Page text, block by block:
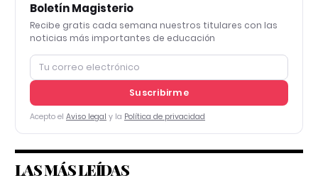
Boletín Magisterio
Recibe gratis cada semana nuestros titulares con las
noticias más importantes de educación
Suscribirme
Acepto el Aviso legal y la Política de privacidad
LAS MÁS LEÍDAS